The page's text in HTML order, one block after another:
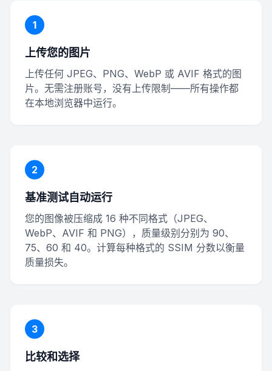
1
上传您的图片
上传任何 JPEG、PNG、WebP 或 AVIF 格式的图
片。无需注册账号，没有上传限制——所有操作都
在本地浏览器中运行。
2
基准测试自动运行
您的图像被压缩成 16 种不同格式（JPEG、
WebP、AVIF 和 PNG），质量级别分别为 90、
75、60 和 40。计算每种格式的 SSIM 分数以衡量
质量损失。
3
比较和选择